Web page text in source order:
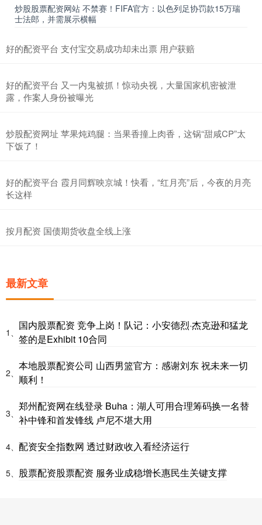
炒股股票配资网站 不禁赛！FIFA官方：以色列足协罚款15万瑞
士法郎，并需展示横幅
好的配资平台 支付宝交易成功却未出票 用户获赔
好的配资平台 又一内鬼被抓！惊动央视，大量国家机密被泄
露，作案人身份被曝光
炒股配资网址 苹果炖鸡腿：当果香撞上肉香，这锅“甜咸CP”太
下饭了！
好的配资平台 霞月同辉映京城！快看，“红月亮”后，今夜的月亮
长这样
按月配资 国债期货收盘全线上涨
最新文章
1、
国内股票配资 竞争上岗！队记：小安德烈·杰克逊和猛龙
签的是Exhibit 10合同
2、
本地股票配资公司 山西男篮官方：感谢刘东 祝未来一切
顺利！
3、
郑州配资网在线登录 Buha：湖人可用合理筹码换一名替
补中锋和首发锋线 卢尼不堪大用
4、 配资安全指数网 透过财政收入看经济运行
5、 股票配资股票配资 服务业成稳增长惠民生关键支撑